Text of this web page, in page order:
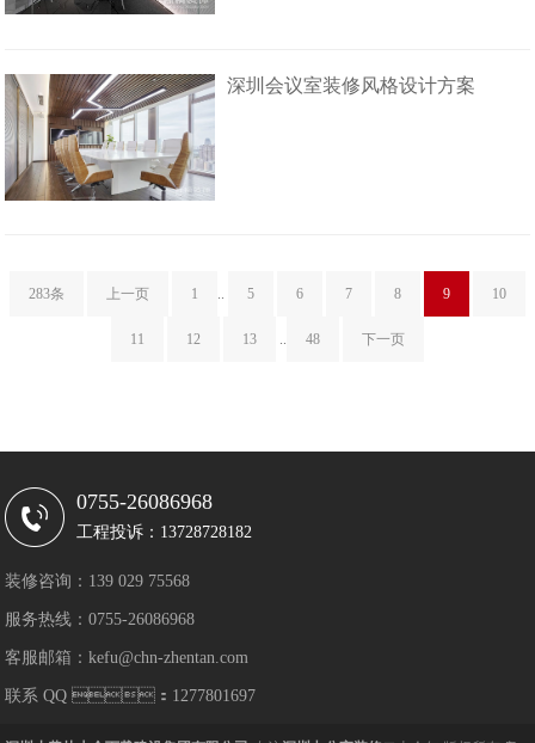
深圳会议室装修风格设计方案
283条 上一页 1 .. 5 6 7 8 9 10
11 12 13 .. 48 下一页
0755-26086968
工程投诉：13728728182
装修咨询：139 029 75568
服务热线：0755-26086968
客服邮箱：kefu@chn-zhentan.com
联系 QQ ：1277801697